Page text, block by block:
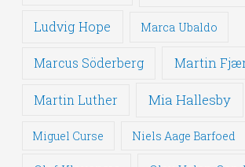
Ludvig Hope Marca Ubaldo
Marcus Söderberg Martin
Martin Luther Mia Hallesby
Miguel Curse Niels Aage Barfoed